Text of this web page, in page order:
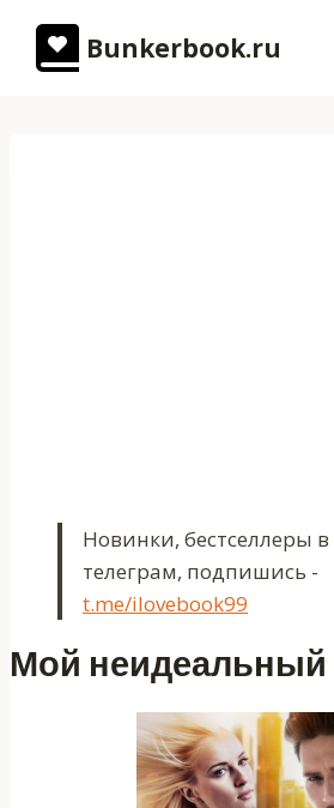
содержимому
Bunkerbook.ru
Новинки, бестселлеры
телеграм, подпишись -
t.me/ilovebook99
Мой